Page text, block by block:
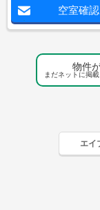
空室確認
物件
まだネットに掲
エイ